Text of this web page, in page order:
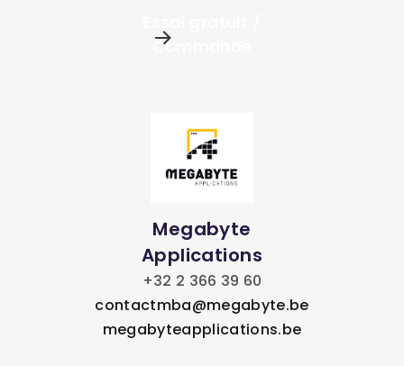
Commande
Megabyte
Applications
+32 2 366 39 60
contactmba@megabyte.be
megabyteapplications.be